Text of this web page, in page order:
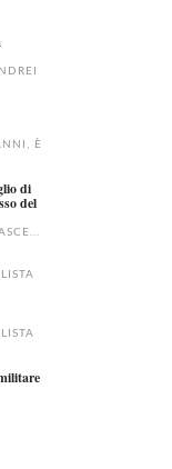
È
di
del